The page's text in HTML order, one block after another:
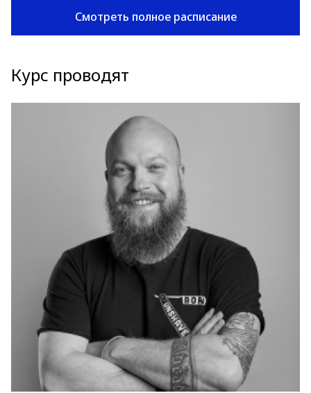
Смотреть полное расписание
Курс проводят